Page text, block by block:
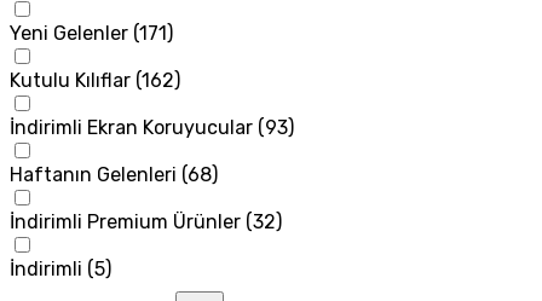
Yeni Gelenler (171 )
Kutulu Kılıflar (162)
İndirimli Ekran Koruyucular (93)
Haftanın Gelenleri (68)
İndirimli Premium Ürünler (32)
İndirimli (5)